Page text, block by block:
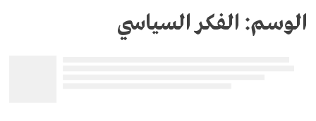
الوسم: الفكر السياسي